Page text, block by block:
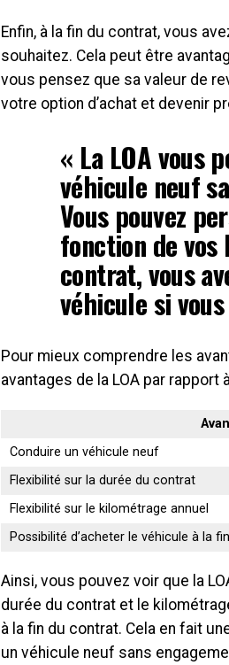
Enfin, à la fin du contrat, vous
souhaitez. Cela peut être
vous pensez que sa valeur de
votre option d’achat et devenir
« La LOA vous
véhicule neuf
Vous pouvez
fonction de
contrat, vous
véhicule si
Pour mieux comprendre les
avantages de la LOA par rapport
Conduire un véhicule neuf
Flexibilité sur la durée du contrat
Flexibilité sur le kilométrage annuel
Possibilité d’acheter le véhicule à la
Ainsi, vous pouvez voir que la
durée du contrat et le
à la fin du contrat. Cela en fait
un véhicule neuf sans